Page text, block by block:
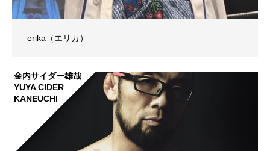
erika（エリカ）
金内サイダー雄哉
YUYA CIDER
KANEUCHI